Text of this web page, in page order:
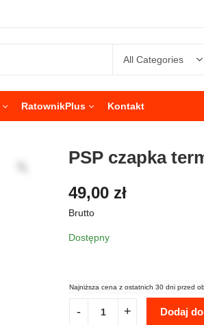
RatownikPlus Kontakt
PSP czapka
49,00 zł
Brutto
Dostępny
Najniższa cena z ostatnich 30 dni przed
Dodaj